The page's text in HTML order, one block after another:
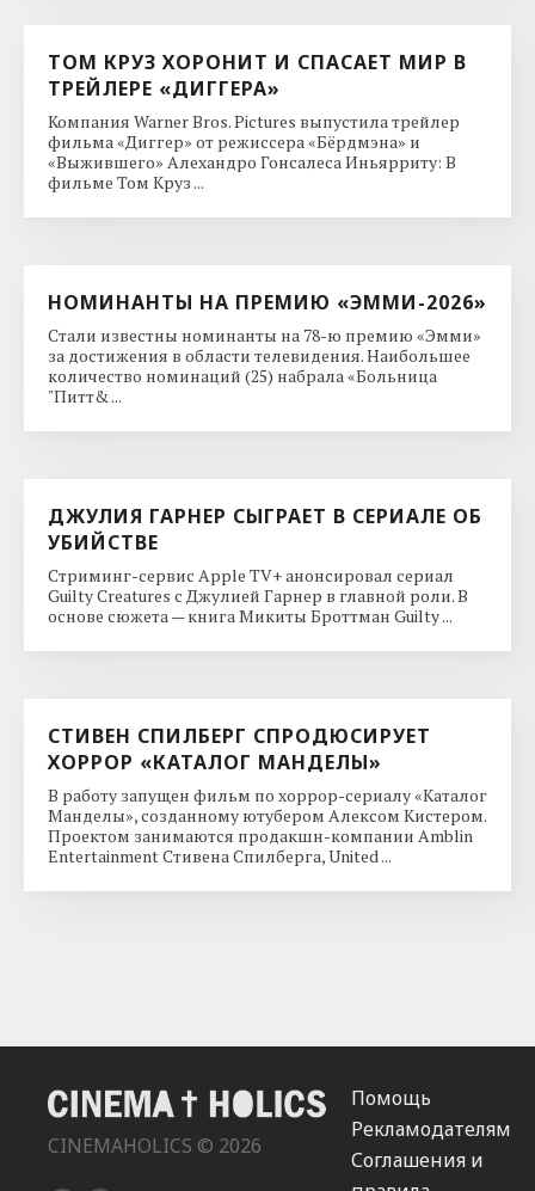
ТОМ КРУЗ ХОРОНИТ И СПАСАЕТ МИР В
ТРЕЙЛЕРЕ «ДИГГЕРА»
Компания Warner Bros. Pictures выпустила трейлер
фильма «Диггер» от режиссера «Бёрдмэна» и
«Выжившего» Алехандро Гонсалеса Иньярриту: В
фильме Том Круз ...
НОМИНАНТЫ НА ПРЕМИЮ «ЭММИ-2026»
Стали известны номинанты на 78-ю премию «Эмми»
за достижения в области телевидения. Наибольшее
количество номинаций (25) набрала «Больница
"Питт& ...
ДЖУЛИЯ ГАРНЕР СЫГРАЕТ В СЕРИАЛЕ ОБ
УБИЙСТВЕ
Стриминг-сервис Apple TV+ анонсировал сериал
Guilty Creatures с Джулией Гарнер в главной роли. В
основе сюжета — книга Микиты Броттман Guilty ...
СТИВЕН СПИЛБЕРГ СПРОДЮСИРУЕТ
ХОРРОР «КАТАЛОГ МАНДЕЛЫ»
В работу запущен фильм по хоррор-сериалу «Каталог
Манделы», созданному ютубером Алексом Кистером.
Проектом занимаются продакшн-компании Amblin
Entertainment Стивена Спилберга, United ...
CINEMAHOLICS © 2026
Помощь
Рекламодателям
Соглашения и